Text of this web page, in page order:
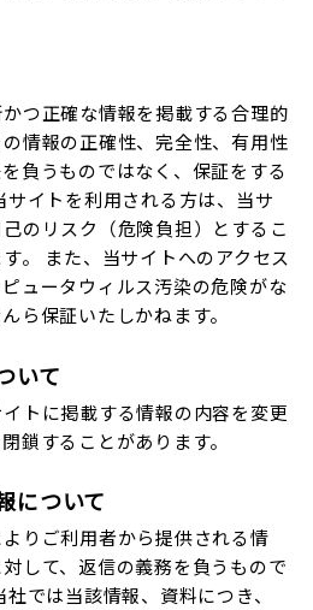
つ正確な情報を掲載する合理的
情報の正確性、完全性、有用性
負うものではなく、保証をする
イトを利用される方は、当サ
のリスク（危険負担）とするこ
。 また、当サイトへのアクセス
ュータウィルス汚染の危険がな
ら保証いたしかねます。
いて
トに掲載する情報の内容を変更
鎖することがあります。
について
りご利用者から提供される情
して、返信の義務を負うもので
では当該情報、資料につき、